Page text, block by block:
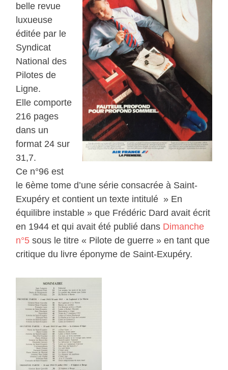
belle revue
luxueuse
éditée par le
Syndicat
National des
Pilotes de
Ligne.
Elle comporte
216 pages
dans un
format 24 sur
31,7.
Ce n°96 est
le 6ème tome d’une série consacrée à Saint-
Exupéry et contient un texte intitulé » En
équilibre instable » que Frédéric Dard avait écrit
en 1944 et qui avait été publié dans Dimanche
n°5 sous le titre « Pilote de guerre » en tant que
critique du livre éponyme de Saint-Exupéry.